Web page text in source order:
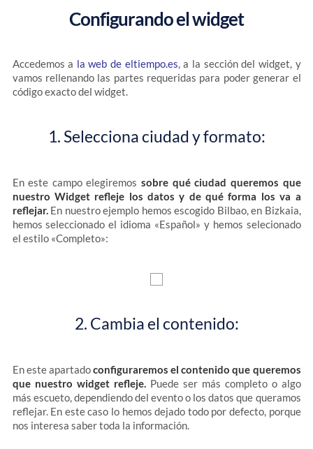
Configurando el widget
Accedemos a la web de eltiempo.es, a la sección del widget, y
vamos rellenando las partes requeridas para poder generar el
código exacto del widget.
1. Selecciona ciudad y formato:
En este campo elegiremos sobre qué ciudad queremos que
nuestro Widget refleje los datos y de qué forma los va a
reflejar.En nuestro ejemplo hemos escogido Bilbao, en Bizkaia,
hemos seleccionado el idioma «Español» y hemos selecionado
el estilo «Completo»:
2. Cambia el contenido:
En este apartadoconfiguraremos el contenido que queremos
que nuestro widget refleje.Puede ser más completo o algo
más escueto, dependiendo del evento o los datos que queramos
reflejar. En este caso lo hemos dejado todo por defecto, porque
nos interesa saber toda la información.